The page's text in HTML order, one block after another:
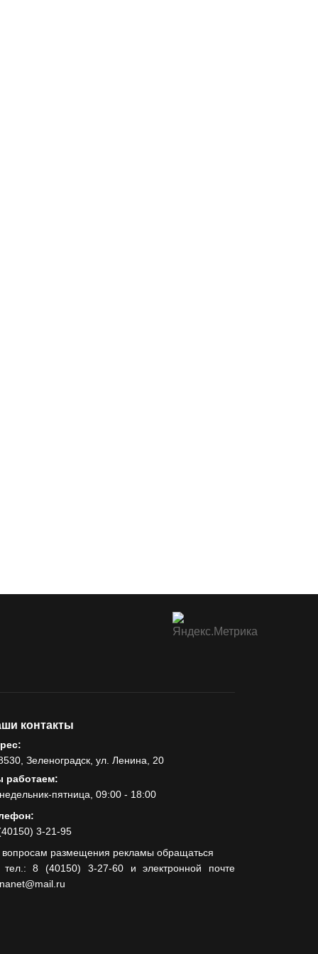
контакты
Зеленоградск, ул. Ленина, 20
работаем:
пятница, 09:00 - 18:00
3-21-95
размещения рекламы обращаться
тел.: 8 (40150) 3-27-60 и электронной почте